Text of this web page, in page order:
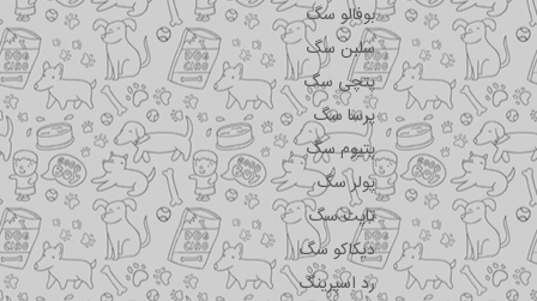
بوفالو سگ
سلبن سگ
پتچی سگ
پرسا سگ
پتیوم سگ
پولر سگ
تاپت سگ
دیکاکو سگ
رد اسپرینگ